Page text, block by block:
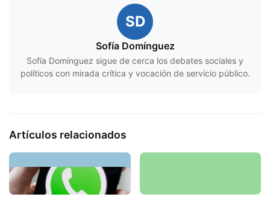
SD
Sofía Domínguez
Sofía Domínguez sigue de cerca los debates sociales y
políticos con mirada crítica y vocación de servicio público.
Artículos relacionados